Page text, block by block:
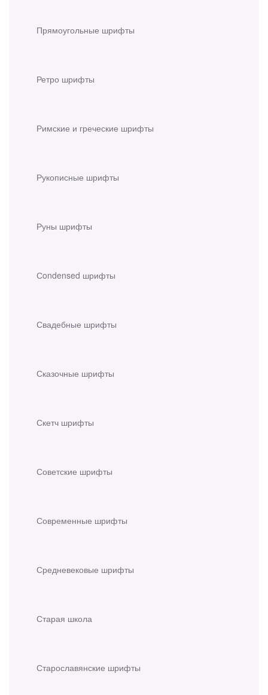
Прямоугольные шрифты
Ретро шрифты
Римские и греческие шрифты
Рукописные шрифты
Руны шрифты
Сondensed шрифты
Свадебные шрифты
Сказочные шрифты
Скетч шрифты
Советские шрифты
Современные шрифты
Средневековые шрифты
Старая школа
Старославянские шрифты